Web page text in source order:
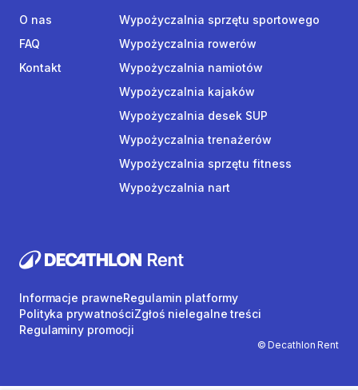
O nas
FAQ
Kontakt
Wypożyczalnia sprzętu sportowego
Wypożyczalnia rowerów
Wypożyczalnia namiotów
Wypożyczalnia kajaków
Wypożyczalnia desek SUP
Wypożyczalnia trenażerów
Wypożyczalnia sprzętu fitness
Wypożyczalnia nart
© Decathlon Rent
Informacje prawneRegulamin platformy
Polityka prywatnościZgłoś nielegalne treści
Regulaminy promocji